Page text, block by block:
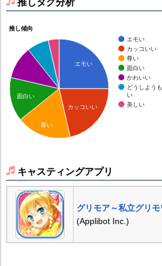
推し傾向
エモい
カッコいい
尊い
面白い
かわいい
どうしよう
い
美しい
エモい
カッコいい
面白い
尊い
キャスティングアプリ
グリモア～私立グリ
(Applibot Inc.)